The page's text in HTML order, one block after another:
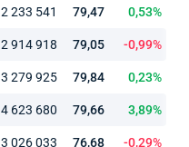
2 233 541 79,47 0,53%
2 914 918 79,05 -0,99%
3 279 925 79,84 0,23%
4 623 680 79,66 3,89%
3 026 033 76,68 -0,29%